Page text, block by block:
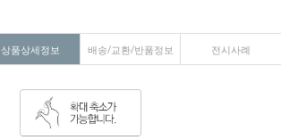
상품상세정보 배송/교환/반품정보 전시사례